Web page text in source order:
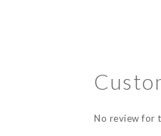
No review for